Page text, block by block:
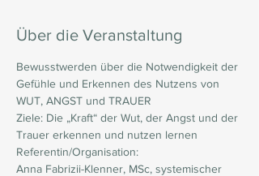
Über die Veranstaltung
Bewusstwerden über die Notwendigkeit der
Gefühle und Erkennen des Nutzens von
WUT, ANGST und TRAUER
Ziele: Die „Kraft“ der Wut, der Angst und der
Trauer erkennen und nutzen lernen
Referentin/Organisation:
Anna Fabrizii-Klenner, MSc, systemischer